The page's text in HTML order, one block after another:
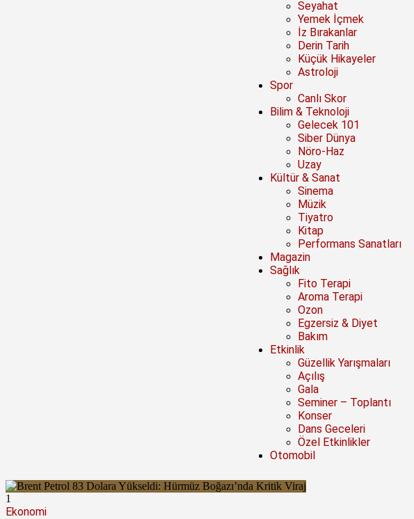
Seyahat
Yemek İçmek
İz Bırakanlar
Derin Tarih
Küçük Hikayeler
Astroloji
Spor
Canlı Skor
Bilim & Teknoloji
Gelecek 101
Siber Dünya
Nöro-Haz
Uzay
Kültür & Sanat
Sinema
Müzik
Tiyatro
Kitap
Performans Sanatları
Magazin
Sağlık
Fito Terapi
Aroma Terapi
Ozon
Egzersiz & Diyet
Bakım
Etkinlik
Güzellik Yarışmaları
Açılış
Gala
Seminer – Toplantı
Konser
Dans Geceleri
Özel Etkinlikler
Otomobil
1
Ekonomi